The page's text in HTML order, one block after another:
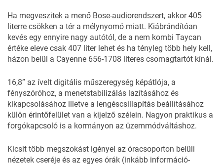
Ha megveszitek a menő Bose-audiorendszert, akkor 405
literre csökken a tér a mélynyomó miatt. Kiábrándítóan
kevés egy ennyire nagy autótól, de a nem kombi Taycan
értéke eleve csak 407 liter lehet és ha tényleg több hely kell,
házon belül a Cayenne 656-1708 literes csomagtartót kínál.
16,8” az ívelt digitális műszeregység képátlója, a
fényszóróhoz, a menetstabilizálás lazításához és
kikapcsolásához illetve a lengéscsillapítás beállításához
külön érintőfelület van a kijelző szélein. Nagyon praktikus a
forgókapcsoló is a kormányon az üzemmódváltáshoz.
Kicsit több megszokást igényel az óracsoporton belüli
nézetek cseréje és az egyes órák (inkább információ-